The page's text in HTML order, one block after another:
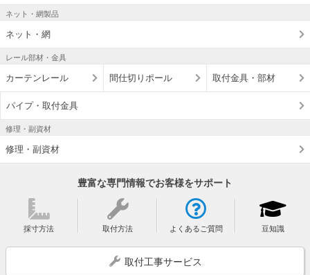
ネット・網製品
ネット・網
レール部材・金具
カーテンレール 間仕切りポール 取付金具・部材
パイプ・取付金具
修理・副資材
修理・副資材
豊富な専門情報でお客様をサポート
採寸方法 取付方法 よくあるご質問 豆知識
取付工事サービス